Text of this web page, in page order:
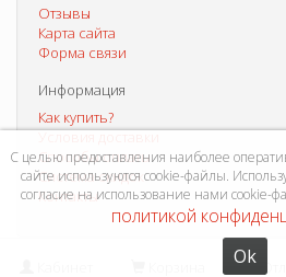
Отзывы
Карта сайта
Форма связи
Информация
Как купить?
Условия доставки
Способы оплаты
Система скидок
Контакты
С целью предоставления наиболее
сайте используются cookie-файлы.
согласие на использование нами cookie-
политикой
Ok